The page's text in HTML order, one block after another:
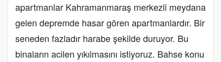
apartmanlar Kahramanmaraş merkezli meydana
gelen depremde hasar gören apartmanlardır. Bir
seneden fazladır harabe şekilde duruyor. Bu
binaların acilen yıkılmasını istiyoruz. Bahse konu